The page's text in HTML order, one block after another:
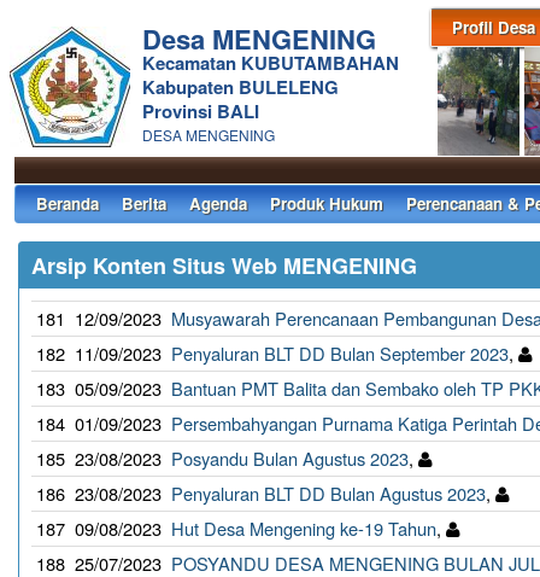
Profil Desa
Desa MENGENING
Kecamatan KUBUTAMBAHAN
Kabupaten BULELENG
Provinsi BALI
DESA MENGENING
Beranda Berita Agenda Produk Hukum Perencanaan &
Arsip Konten Situs Web MENGENING
181 12/09/2023 Musyawarah Perencanaan Pembangunan
182 11/09/2023 Penyaluran BLT DD Bulan September 2023,
183 05/09/2023 Bantuan PMT Balita dan Sembako oleh TP
184 01/09/2023 Persembahyangan Purnama Katiga Perintah
185 23/08/2023 Posyandu Bulan Agustus 2023,
186 23/08/2023 Penyaluran BLT DD Bulan Agustus 2023,
187 09/08/2023 Hut Desa Mengening ke-19 Tahun,
188 25/07/2023 POSYANDU DESA MENGENING BULAN